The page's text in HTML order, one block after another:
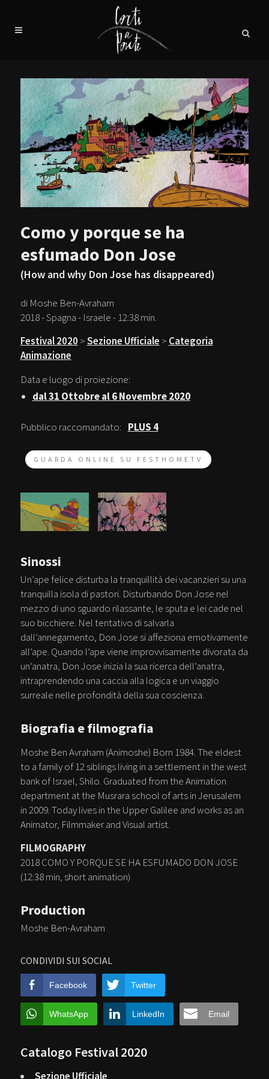
Como y porque se ha
esfumado Don Jose
(How and why Don Jose has disappeared)
di Moshe Ben-Avraham
2018 - Spagna - Israele - 12:38 min.
Festival 2020 >Sezione Ufficiale > Categoria
Animazione
Data e luogo di proiezione:
dal 31 Ottobre al 6 Novembre 2020
Pubblico raccomandato: PLUS 4
GUARDA ONLINE SU FESTHOMETV
Sinossi
Un’ape felice disturba la tranquillità dei vacanzieri su una
tranquilla isola di pastori. Disturbando Don Jose nel
mezzo di uno sguardo rilassante, le sputa e lei cade nel
suo bicchiere. Nel tentativo di salvarla
dall’annegamento, Don Jose si affeziona emotivamente
all’ape. Quando l’ape viene improvvisamente divorata da
un’anatra, Don Jose inizia la sua ricerca dell’anatra,
intraprendendo una caccia alla logica e un viaggio
surreale nelle profondità della sua coscienza.
CONDIVIDI SUI SOCIAL
Facebook Twitter
WhatsApp LinkedIn Email
Biografia e filmografia
Moshe Ben Avraham (Animoshe) Born 1984. The eldest
to a family of 12 siblings living in a settlement in the west
bank of Israel, Shilo. Graduated from the Animation
department at the Musrara school of arts in Jerusalem
in 2009. Today lives in the Upper Galilee and works as an
Animator, Filmmaker and Visual artist.
FILMOGRAPHY
2018 COMO Y PORQUE SE HA ESFUMADO DON JOSE
(12:38 min, short animation)
Production
Moshe Ben-Avraham
Catalogo Festival 2020
Sezione Ufficiale